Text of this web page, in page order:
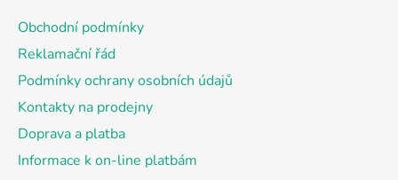
Obchodní podmínky
Reklamační řád
Podmínky ochrany osobních údajů
Kontakty na prodejny
Doprava a platba
Informace k on-line platbám